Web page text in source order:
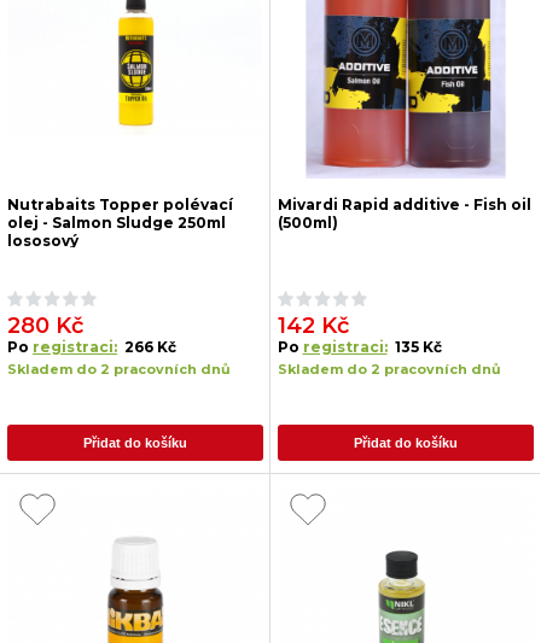
Nutrabaits Topper polévací
olej - Salmon Sludge 250ml
lososový
280 Kč
Po registraci: 266 Kč
Skladem do 2 pracovních dnů
Přidat do košíku
Mivardi Rapid additive - Fish oil
(500ml)
142 Kč
Po registraci: 135 Kč
Skladem do 2 pracovních dnů
Přidat do košíku